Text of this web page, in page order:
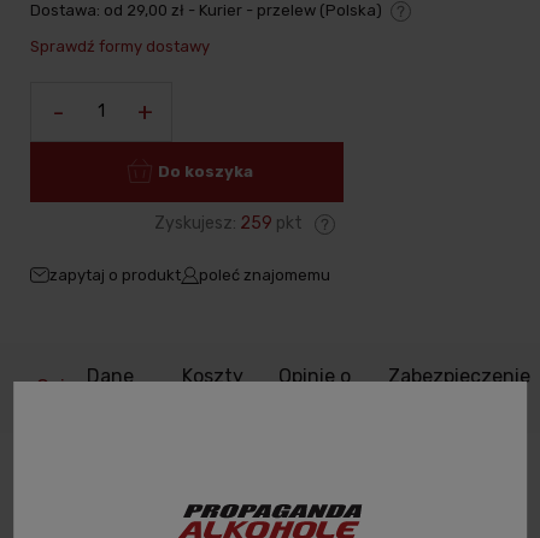
Dostawa: od 29,00 zł - Kurier - przelew (Polska)
Sprawdź formy dostawy
- +
Do koszyka
Zyskujesz: 259 pkt
zapytaj o produkt poleć znajomemu
Opis Dane
Koszty
Opinie o
Zabezpieczenie
najwyższej jakości.